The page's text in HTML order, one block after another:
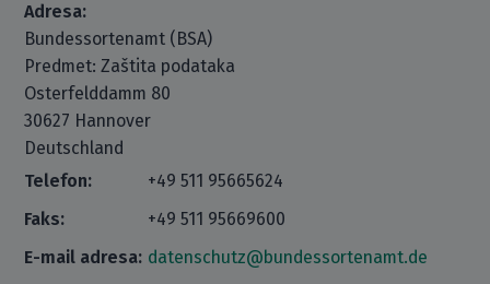
Adresa:
Bundessortenamt (BSA)
Predmet: Zaštita podataka
Osterfelddamm 80
30627 Hannover
Deutschland
Telefon:
+49 511 95665624
Faks:
+49 511 95669600
E-mail adresa: datenschutz@bundessortenamt.de